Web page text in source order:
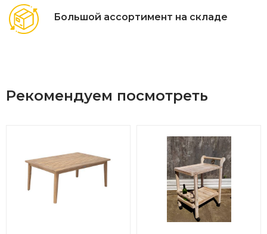
Большой ассортимент на складе
Рекомендуем посмотреть